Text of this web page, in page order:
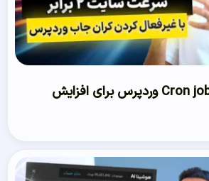
غیر فعال کردن Cron job وردپرس برای افزایش